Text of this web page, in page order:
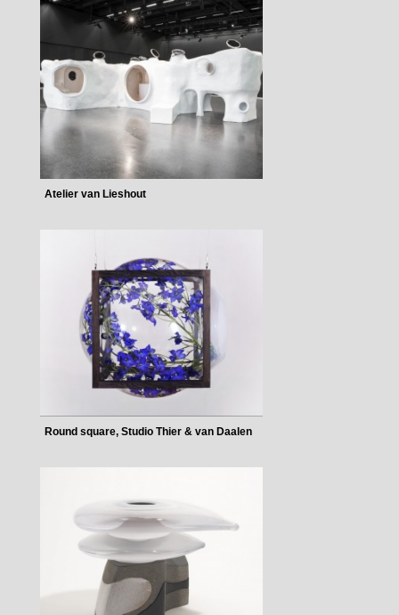
Atelier van Lieshout
Round square, Studio Thier & van Daalen